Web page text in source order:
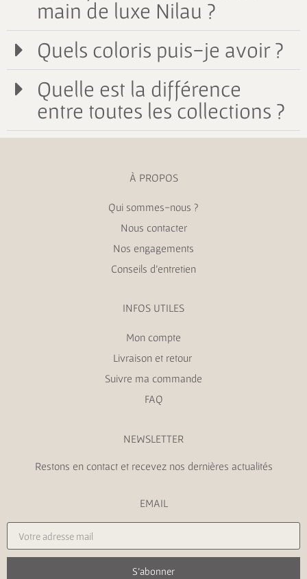
main de luxe Nilau ?
Quels coloris puis-je avoir ?
Quelle est la différence
entre toutes les collections ?
À PROPOS
Qui sommes-nous ?
Nous contacter
Nos engagements
Conseils d’entretien
INFOS UTILES
Mon compte
Livraison et retour
Suivre ma commande
FAQ
NEWSLETTER
Restons en contact et recevez nos dernières actualités
EMAIL
S'abonner